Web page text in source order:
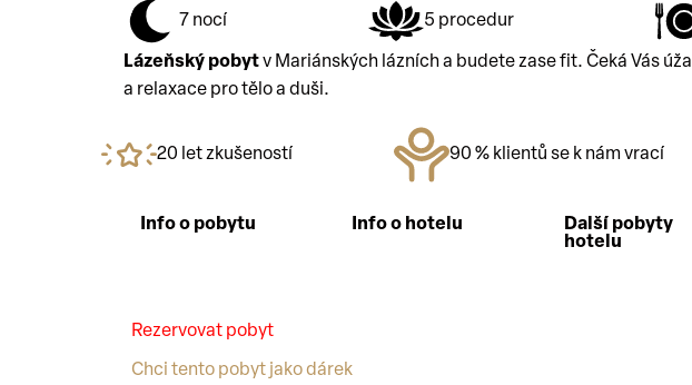
7 nocí 5 procedur
Lázeňský pobytv Mariánských lázních a budete zase fit. Čeká Vás
a relaxace pro tělo a duši.
20 let zkušeností 90 % klientů se k nám vrací
Info o pobytu Info o hotelu
Další pobyty
hotelu
Rezervovat pobyt
Chci tento pobyt jako dárek